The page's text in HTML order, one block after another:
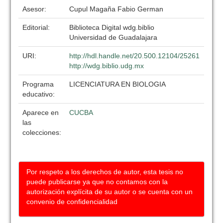
Asesor: Cupul Magaña Fabio German
Editorial:
Biblioteca Digital wdg.biblio
Universidad de Guadalajara
URI:
http://hdl.handle.net/20.500.12104/25261
http://wdg.biblio.udg.mx
Programa
educativo:
LICENCIATURA EN BIOLOGIA
Aparece en
las
colecciones:
CUCBA
Por respeto a los derechos de autor, esta tesis no
puede publicarse ya que no contamos con la
autorización explícita de su autor o se cuenta con un
convenio de confidencialidad